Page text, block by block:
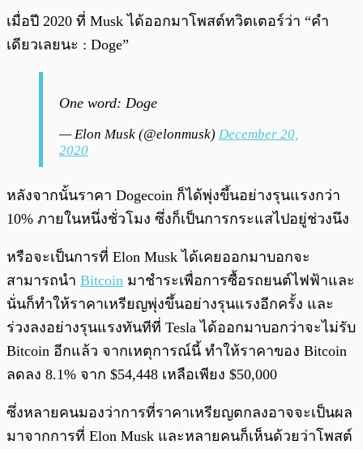
เมื่อปี 2020 ที่ Musk ได้ออกมาโพสต์ทวิตเตอร์ว่า “คำ
เดียวเลยนะ : Doge”
One word: Doge
— Elon Musk (@elonmusk) December 20,
2020
หลังจากนั้นราคา Dogecoin ก็ได้พุ่งขึ้นอย่างรุนแรงกว่า
10% ภายในหนึ่งชั่วโมง ซึ่งก็เป็นการกระแสไปอยู่ช่วงนึง
หรือจะเป็นการที่ Elon Musk ได้เคยออกมาบอกจะ
สามารถนำ Bitcoin มาชำระเพื่อการซื้อรถยนต์ไฟฟ้าและ
นั่นก็ทำให้ราคาเหรียญพุ่งขึ้นอย่างรุนแรงอีกครั้ง และ
ร่วงลงอย่างรุนแรงทันทีที่ Tesla ได้ออกมาบอกว่าจะไม่รับ
Bitcoin อีกแล้ว จากเหตุการณ์นี้ ทำให้ราคาของ Bitcoin
ลดลง 8.1% จาก $54,448 เหลือเพียง $50,000
ซึ่งหลายคนมองว่าการที่ราคาเหรียญตกลงอาจจะเป็นผล
มาจากการที่ Elon Musk และหลายคนก็เห็นด้วยว่าโพสต์